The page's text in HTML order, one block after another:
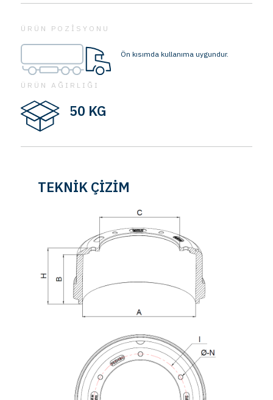
ÜRÜN POZİSYONU
Ön kısımda kullanıma uygundur.
ÜRÜN AĞIRLIĞI
50 KG
TEKNİK ÇİZİM